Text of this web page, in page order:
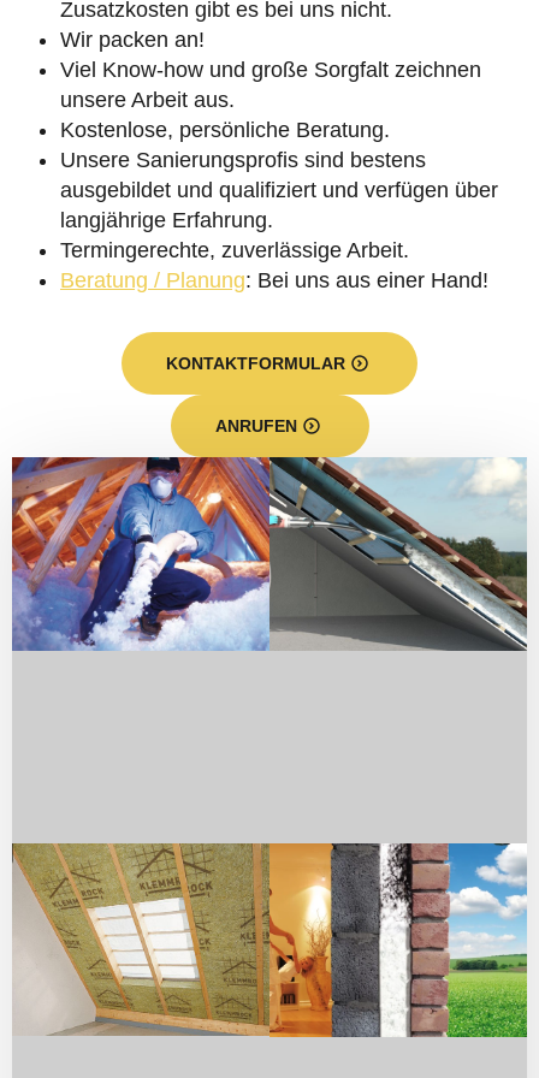
Zusatzkosten gibt es bei uns nicht.
Wir packen an!
Viel Know-how und große Sorgfalt zeichnen
unsere Arbeit aus.
Kostenlose, persönliche Beratung.
Unsere Sanierungsprofis sind bestens
ausgebildet und qualifiziert und verfügen über
langjährige Erfahrung.
Termingerechte, zuverlässige Arbeit.
Beratung / Planung: Bei uns aus einer Hand!
KONTAKTFORMULAR
ANRUFEN